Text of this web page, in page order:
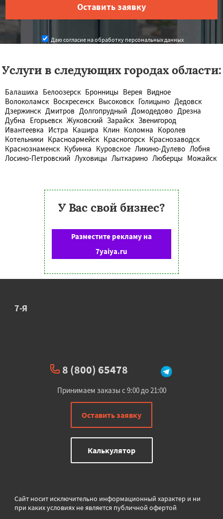
Даю согласие на обработку персональных данных
Услуги в следующих городах области:
Балашиха Белоозерск Бронницы Верея Видное
Волоколамск Воскресенск Высоковск Голицыно Дедовск
Дзержинск Дмитров Долгопрудный Домодедово Дрезна
Дубна Егорьевск Жуковский Зарайск Звенигород
Ивантеевка Истра Кашира Клин Коломна Королев
Котельники Красноармейск Красногорск Краснозаводск
Краснознаменск Кубинка Куровское Ликино-Дулево Лобня
Лосино-Петровский Луховицы Лыткарино Люберцы Можайск
У Вас свой бизнес?
Разместите рекламу на
7yaiya.ru
7-Я
8 (800) 65478
Принимаем заказы с 9:00 до 21:00
Оставить заявку
Калькулятор
Сайт носит исключительно информационный характер и ни
при каких условиях не является публичной офертой